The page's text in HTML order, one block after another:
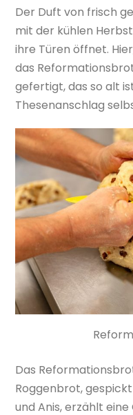
Der Duft von frisch
mit der kühlen
ihre Türen öffnet.
das
gefertigt, das so alt
Thesenanschlag
Das
Roggenbrot,
und Anis, erzählt